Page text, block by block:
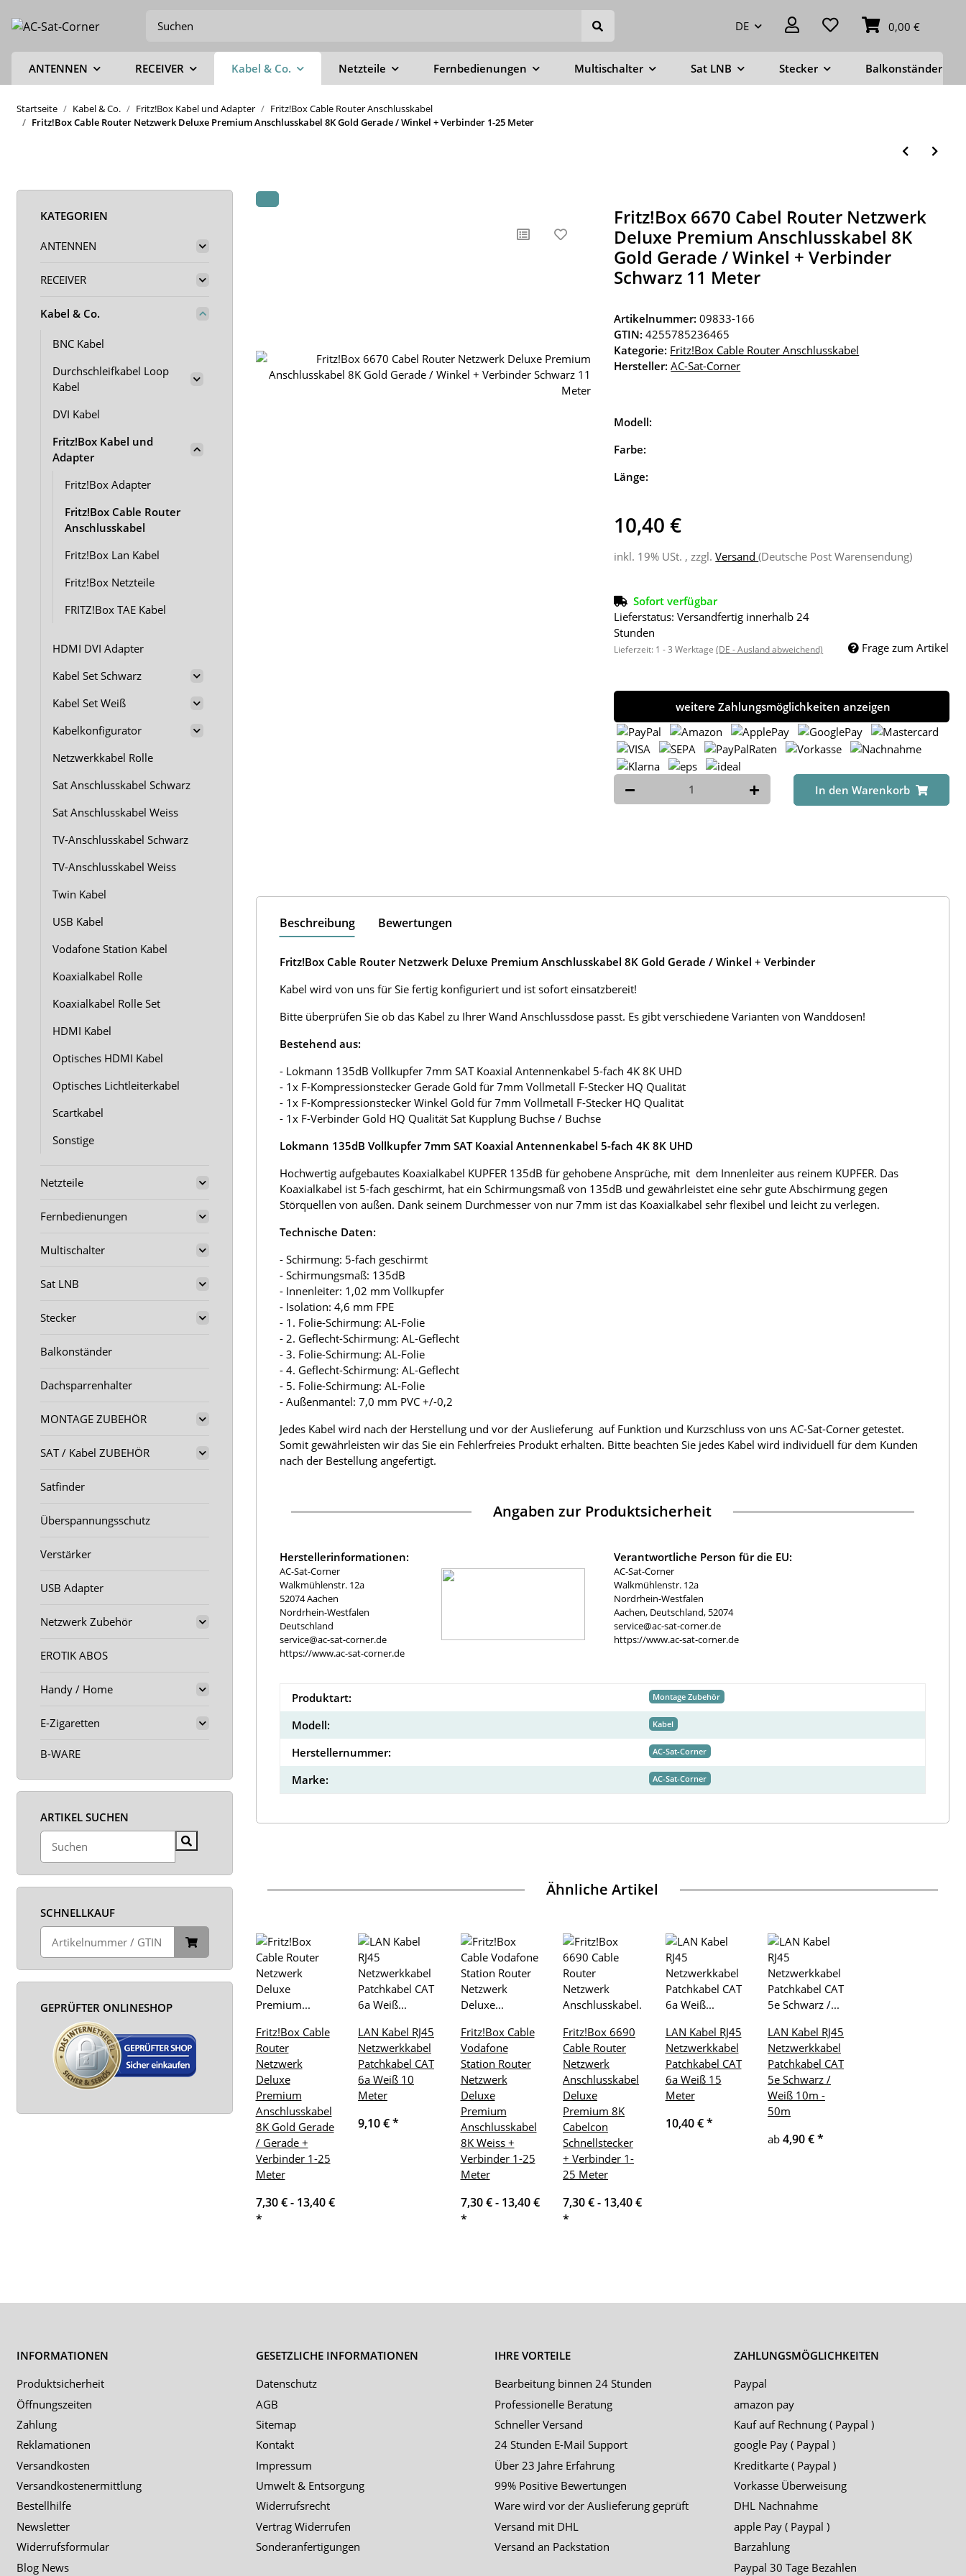
DE 0,00 €
ANTENNEN RECEIVER Kabel & Co. Netzteile Fernbedienungen Multischalter Sat LNB Stecker Balkonständer
Startseite Kabel & Co. Fritz!Box Kabel und Adapter
Fritz!Box Cable Router Anschlusskabel
Fritz!Box Cable Router Netzwerk Deluxe Premium Anschlusskabel 8K Gold Gerade / Winkel + Verbinder 1-25 Meter
Fritz!Box 6670 Cabel Router Netzwerk
Deluxe Premium Anschlusskabel 8K
Gold Gerade / Winkel + Verbinder
Schwarz 11 Meter
Artikelnummer:09833-166
GTIN: 4255785236465
Kategorie: Fritz!Box Cable Router Anschlusskabel
Hersteller: AC-Sat-Corner
Modell:
Farbe:
Länge:
10,40 €
inkl. 19% USt. , zzgl.Versand(Deutsche Post Warensendung)
Sofort verfügbar
Lieferstatus: Versandfertig innerhalb 24
Stunden
Lieferzeit: 1 - 3 Werktage(DE - Ausland abweichend) Frage zum Artikel
weitere Zahlungsmöglichkeiten anzeigen
In den Warenkorb
Beschreibung Bewertungen
Fritz!Box Cable Router Netzwerk Deluxe Premium Anschlusskabel 8K Gold Gerade / Winkel + Verbinder
Kabel wird von uns für Sie fertig konfiguriert und ist sofort einsatzbereit!
Bitte überprüfen Sie ob das Kabel zu Ihrer Wand Anschlussdose passt. Es gibt verschiedene Varianten von Wanddosen!
Bestehend aus:
- Lokmann 135dB Vollkupfer 7mm SAT Koaxial Antennenkabel 5-fach 4K 8K UHD
- 1x F-Kompressionstecker Gerade Gold für 7mm Vollmetall F-Stecker HQ Qualität
- 1x F-Kompressionstecker Winkel Gold für 7mm Vollmetall F-Stecker HQ Qualität
- 1x F-Verbinder Gold HQ Qualität Sat Kupplung Buchse / Buchse
Lokmann 135dB Vollkupfer 7mm SAT Koaxial Antennenkabel 5-fach 4K 8K UHD
Hochwertig aufgebautes Koaxialkabel KUPFER 135dB für gehobene Ansprüche, mit dem Innenleiter aus reinem KUPFER. Das
Koaxialkabel ist 5-fach geschirmt, hat ein Schirmungsmaß von 135dB und gewährleistet eine sehr gute Abschirmung gegen
Störquellen von außen. Dank seinem Durchmesser von nur 7mm ist das Koaxialkabel sehr flexibel und leicht zu verlegen.
Technische Daten:
- Schirmung: 5-fach geschirmt
- Schirmungsmaß: 135dB
- Innenleiter: 1,02 mm Vollkupfer
- Isolation: 4,6 mm FPE
- 1. Folie-Schirmung: AL-Folie
- 2. Geflecht-Schirmung: AL-Geflecht
- 3. Folie-Schirmung: AL-Folie
- 4. Geflecht-Schirmung: AL-Geflecht
- 5. Folie-Schirmung: AL-Folie
- Außenmantel: 7,0 mm PVC +/-0,2
Jedes Kabel wird nach der Herstellung und vor der Auslieferung auf Funktion und Kurzschluss von uns AC-Sat-Corner getestet.
Somit gewährleisten wir das Sie ein Fehlerfreies Produkt erhalten. Bitte beachten Sie jedes Kabel wird individuell für dem Kunden
nach der Bestellung angefertigt.
Angaben zur Produktsicherheit
Herstellerinformationen:
AC-Sat-Corner
Walkmühlenstr. 12a
52074 Aachen
Nordrhein-Westfalen
Deutschland
service@ac-sat-corner.de
https://www.ac-sat-corner.de
Verantwortliche Person für die EU:
AC-Sat-Corner
Walkmühlenstr. 12a
Nordrhein-Westfalen
Aachen, Deutschland, 52074
service@ac-sat-corner.de
https://www.ac-sat-corner.de
Produktart: Montage Zubehör
Modell: Kabel
Herstellernummer: AC-Sat-Corner
Marke: AC-Sat-Corner
Ähnliche Artikel
Fritz!Box Cable
Router
Netzwerk
Deluxe
Premium
Anschlusskabel
8K Gold Gerade
/ Gerade +
Verbinder 1-25
Meter
7,30 € - 13,40 €
*
LAN Kabel RJ45
Netzwerkkabel
Patchkabel CAT
6a Weiß 10
Meter
9,10 €*
Fritz!Box Cable
Vodafone
Station Router
Netzwerk
Deluxe
Premium
Anschlusskabel
8K Weiss +
Verbinder 1-25
Meter
7,30 € - 13,40 €
*
Fritz!Box 6690
Cable Router
Netzwerk
Anschlusskabel
Deluxe
Premium 8K
Cabelcon
Schnellstecker
+ Verbinder 1-
25 Meter
7,30 € - 13,40 €
*
LAN Kabel RJ45
Netzwerkkabel
Patchkabel CAT
6a Weiß 15
Meter
10,40 €*
LAN Kabel RJ45
Netzwerkkabel
Patchkabel CAT
5e Schwarz /
Weiß 10m -
50m
ab 4,90 €*
KATEGORIEN
ANTENNEN
RECEIVER
Kabel & Co.
BNC Kabel
Durchschleifkabel Loop
Kabel
DVI Kabel
Fritz!Box Kabel und
Adapter
Fritz!Box Adapter
Fritz!Box Cable Router
Anschlusskabel
Fritz!Box Lan Kabel
Fritz!Box Netzteile
FRITZ!Box TAE Kabel
HDMI DVI Adapter
Kabel Set Schwarz
Kabel Set Weiß
Kabelkonfigurator
Netzwerkkabel Rolle
Sat Anschlusskabel Schwarz
Sat Anschlusskabel Weiss
TV-Anschlusskabel Schwarz
TV-Anschlusskabel Weiss
Twin Kabel
USB Kabel
Vodafone Station Kabel
Koaxialkabel Rolle
Koaxialkabel Rolle Set
HDMI Kabel
Optisches HDMI Kabel
Optisches Lichtleiterkabel
Scartkabel
Sonstige
Netzteile
Fernbedienungen
Multischalter
Sat LNB
Stecker
Balkonständer
Dachsparrenhalter
MONTAGE ZUBEHÖR
SAT / Kabel ZUBEHÖR
Satfinder
Überspannungsschutz
Verstärker
USB Adapter
Netzwerk Zubehör
EROTIK ABOS
Handy / Home
E-Zigaretten
B-WARE
ARTIKEL SUCHEN
SCHNELLKAUF
GEPRÜFTER ONLINESHOP
INFORMATIONEN
Produktsicherheit
Öffnungszeiten
Zahlung
Reklamationen
Versandkosten
Versandkostenermittlung
Bestellhilfe
Newsletter
Widerrufsformular
Blog News
GESETZLICHE INFORMATIONEN
Datenschutz
AGB
Sitemap
Kontakt
Impressum
Umwelt & Entsorgung
Widerrufsrecht
Vertrag Widerrufen
Sonderanfertigungen
IHRE VORTEILE
Bearbeitung binnen 24 Stunden
Professionelle Beratung
Schneller Versand
24 Stunden E-Mail Support
Über 23 Jahre Erfahrung
99% Positive Bewertungen
Ware wird vor der Auslieferung geprüft
Versand mit DHL
Versand an Packstation
ZAHLUNGSMÖGLICHKEITEN
Paypal
amazon pay
Kauf auf Rechnung ( Paypal )
google Pay ( Paypal )
Kreditkarte ( Paypal )
Vorkasse Überweisung
DHL Nachnahme
apple Pay ( Paypal )
Barzahlung
Paypal 30 Tage Bezahlen